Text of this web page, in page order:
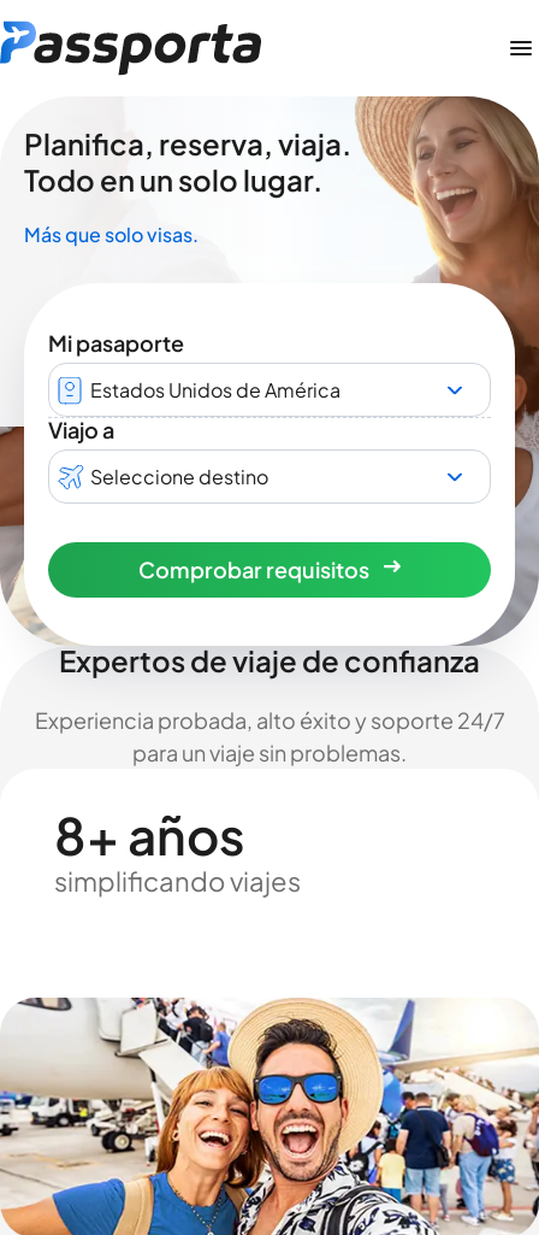
Planifica, reserva, viaja.
Todo en un solo lugar.
Más que solo visas.
Mi pasaporte
Estados Unidos de América
Viajo a
Seleccione destino
Comprobar requisitos
Expertos de viaje de confianza
Experiencia probada, alto éxito y soporte 24/7
para un viaje sin problemas.
8+ años
simplificando viajes